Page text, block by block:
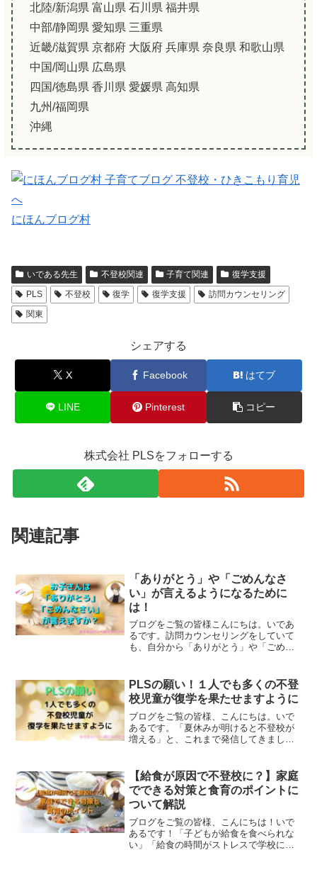
北陸/新潟県 富山県 石川県 福井県
中部/静岡県 愛知県 三重県
近畿/滋賀県 京都府 大阪府 兵庫県 奈良県 和歌山県
中国/岡山県 広島県
四国/徳島県 香川県 愛媛県 高知県
九州/福岡県
沖縄
にほんブログ村
いである先生 不登校関連 子育て関連
復学支援
PLS
不登校 復学 復学支援
訪問カウンセリング
関東
シェアする
X Facebook はてブ
LINE Pinterest コピー
株式会社 PLSをフォローする
関連記事
「ありがとう」や「ごめんなさ
い」が言えるようになるために
は！
ブログをご覧の皆様こんにちは。いであ
るです。訪問カウンセリングをしていて
も、自分から「ありがとう」や「ごめん
では非常に大切なことば。今回は、子ど
もが自ら「ありがとう」を言えるように
育てるにはどうすればいいのかを書いて
いきます！
PLSの願い！１人でも多くの不登
校児童が復学を果たせますように
ブログをご覧の皆様、こんにちは。いで
あるです。「夏休みが明けると不登校が
増える」と、これまで発信してきまし
改めてPLSの考え方や想いについて書き
出してみました。ご覧ください。
【給食が原因で不登校に？】家庭
でできる対策と食育のポイントに
ついて解説
ブログをご覧の皆様、こんにちは！いで
あるです！「子どもが給食を食べられな
い」「給食の時間がストレスで学校に行